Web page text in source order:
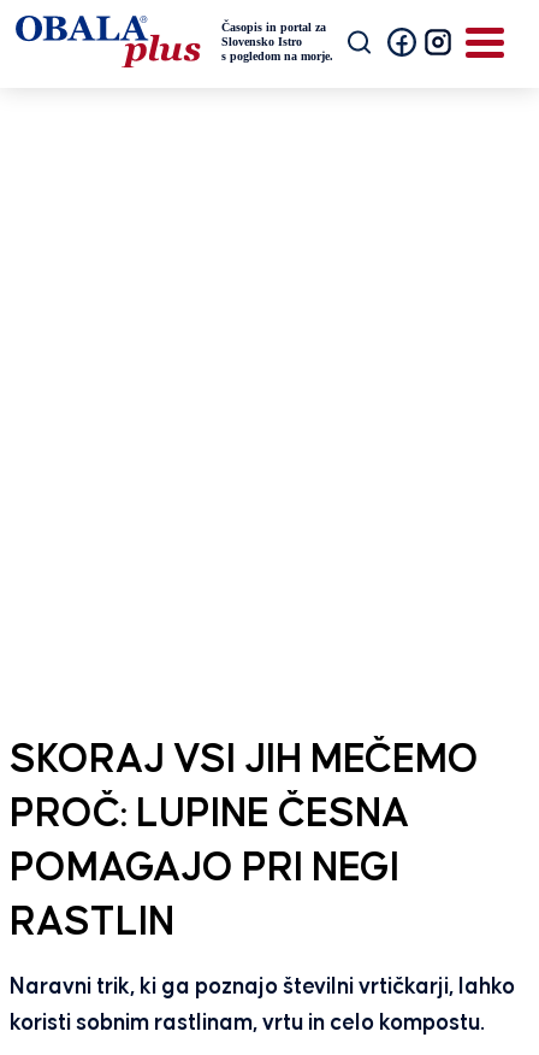
SKORAJ VSI JIH MEČEMO
PROČ: LUPINE ČESNA
POMAGAJO PRI NEGI
RASTLIN
Naravni trik, ki ga poznajo številni vrtičkarji, lahko
koristi sobnim rastlinam, vrtu in celo kompostu.